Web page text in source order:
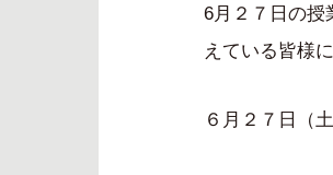
6月２７日の授
えている皆様
６月２７日（